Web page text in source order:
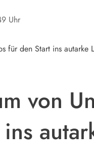
Uhr
für den Start ins autarke
von